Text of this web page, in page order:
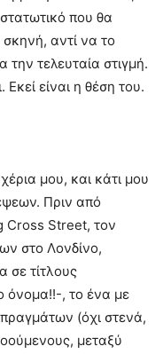
που θα
αντί να το
τελευταία στιγμή.
είναι η θέση του.
μου, και κάτι μου
Πριν από
Cross Street, τον
στο Λονδίνο,
σε τίτλους
όνομα!!-, το ένα με
(όχι στενά,
μεταξύ